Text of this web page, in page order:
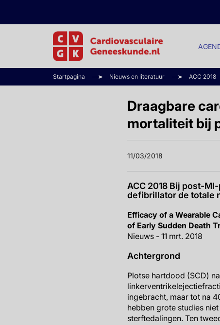
Startpagina Nieuws en literatuur ACC 2018
Draagbare
mortaliteit bij
11/03/2018
ACC 2018 Bij post-
defibrillator de totale
Efficacy of a Wearable
of Early Sudden Death
Nieuws - 11 mrt. 2018
Achtergrond
Plotse hartdood (SCD)
ingebracht, maar tot na
hebben grote studies
sterftedalingen. Ten